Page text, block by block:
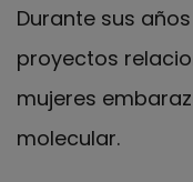
Durante sus
proyectos
mujeres
molecular.